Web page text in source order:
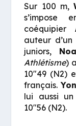
Sur 100 m,
s’impose
coéquipier
auteur d’un
juniors,
Athlétisme)
10″49 (N2)
français.
lui aussi
10″56 (N2).